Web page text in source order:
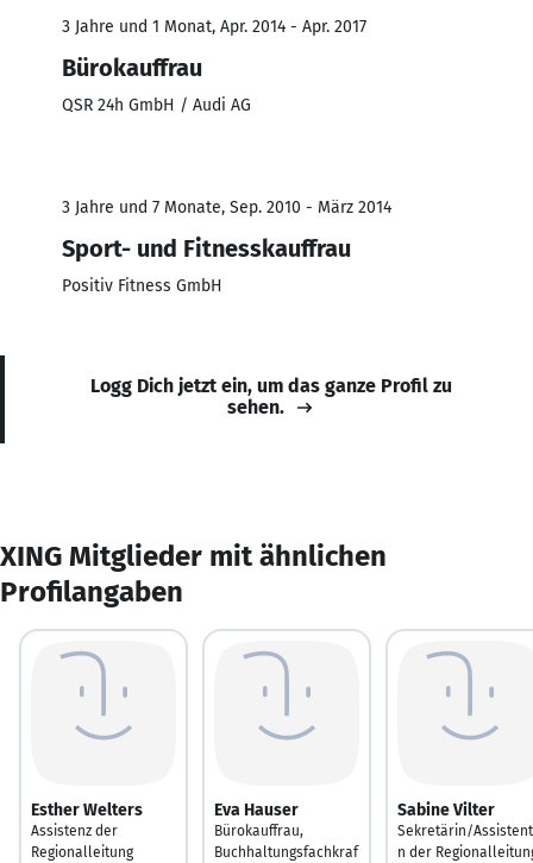
3 Jahre und 1 Monat, Apr. 2014 - Apr. 2017
Bürokauffrau
QSR 24h GmbH / Audi AG
3 Jahre und 7 Monate, Sep. 2010 - März 2014
Sport- und Fitnesskauffrau
Positiv Fitness GmbH
Logg Dich jetzt ein, um das ganze Profil zu
sehen.
XING Mitglieder mit ähnlichen
Profilangaben
Esther Welters
Assistenz der
Regionalleitung
Eva Hauser
Bürokauffrau,
Buchhaltungsfachkraf
Sabine Vilter
Sekretärin/
n der